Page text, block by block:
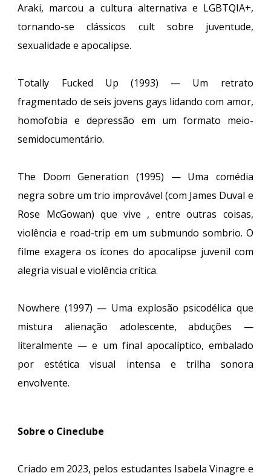
Araki, marcou a cultura alternativa e LGBTQIA+,
tornando-se clássicos cult sobre juventude,
sexualidade e apocalipse.
Totally Fucked Up (1993) — Um retrato
fragmentado de seis jovens gays lidando com amor,
homofobia e depressão em um formato meio-
semidocumentário.
The Doom Generation (1995) — Uma comédia
negra sobre um trio improvável (com James Duval e
Rose McGowan) que vive , entre outras coisas,
violência e road-trip em um submundo sombrio. O
filme exagera os ícones do apocalipse juvenil com
alegria visual e violência crítica.
Nowhere (1997) — Uma explosão psicodélica que
mistura alienação adolescente, abduções —
literalmente — e um final apocalíptico, embalado
por estética visual intensa e trilha sonora
envolvente.
Sobre o Cineclube
Criado em 2023, pelos estudantes Isabela Vinagre e